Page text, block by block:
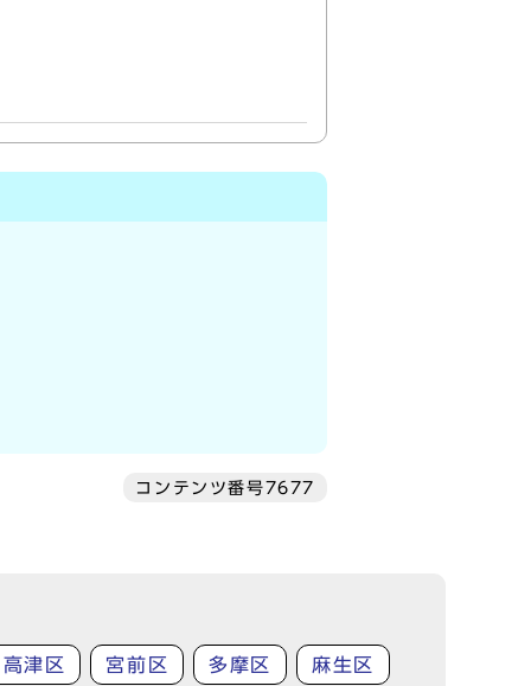
コンテンツ番号7677
高津区 宮前区 多摩区 麻生区